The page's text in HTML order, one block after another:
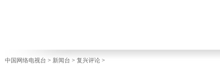
中国网络电视台 > 新闻台 > 复兴评论 >